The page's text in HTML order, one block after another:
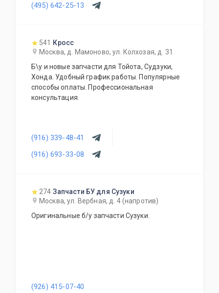
(495) 642-25-13
541
Кросс
Москва, д. Мамоново, ул. Колхозая, д. 31
Б\у и новые запчасти для Тойота, Судзуки,
Хонда. Удобный график работы. Популярные
способы оплаты. Профессиональная
консультация.
(916) 339-48-41
(916) 693-33-08
274 Запчасти БУ для Сузуки
Москва, ул. Вербная, д. 4 (напротив)
Оригинальные б/у запчасти Сузуки.
(926) 415-07-40